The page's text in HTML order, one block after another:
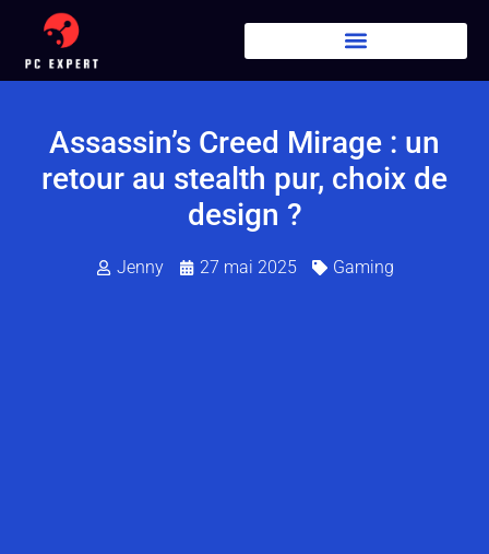
Assassin’s Creed Mirage : un
retour au stealth pur, choix de
design ?
Jenny 27 mai 2025 Gaming